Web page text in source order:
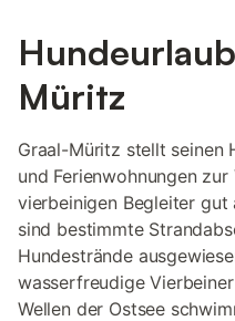
Müritz
Graal-Müritz stellt seinen
und Ferienwohnungen
vierbeinigen Begleiter
sind bestimmte
Hundestrände
wasserfreudige
Wellen der Ostsee